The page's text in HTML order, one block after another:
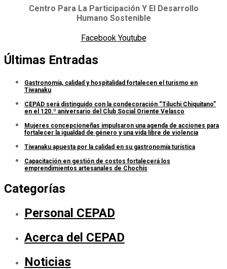
Centro Para La Participación Y El Desarrollo
Humano Sostenible
Facebook Youtube
Últimas Entradas
Gastronomía, calidad y hospitalidad fortalecen el turismo en
Tiwanaku
CEPAD será distinguido con la condecoración “Tiluchi Chiquitano”
en el 120.º aniversario del Club Social Oriente Velasco
Mujeres concepcioneñas impulsaron una agenda de acciones para
fortalecer la igualdad de género y una vida libre de violencia
Tiwanaku apuesta por la calidad en su gastronomía turística
Capacitación en gestión de costos fortalecerá los
emprendimientos artesanales de Chochís
Categorías
Personal CEPAD
Acerca del CEPAD
Noticias